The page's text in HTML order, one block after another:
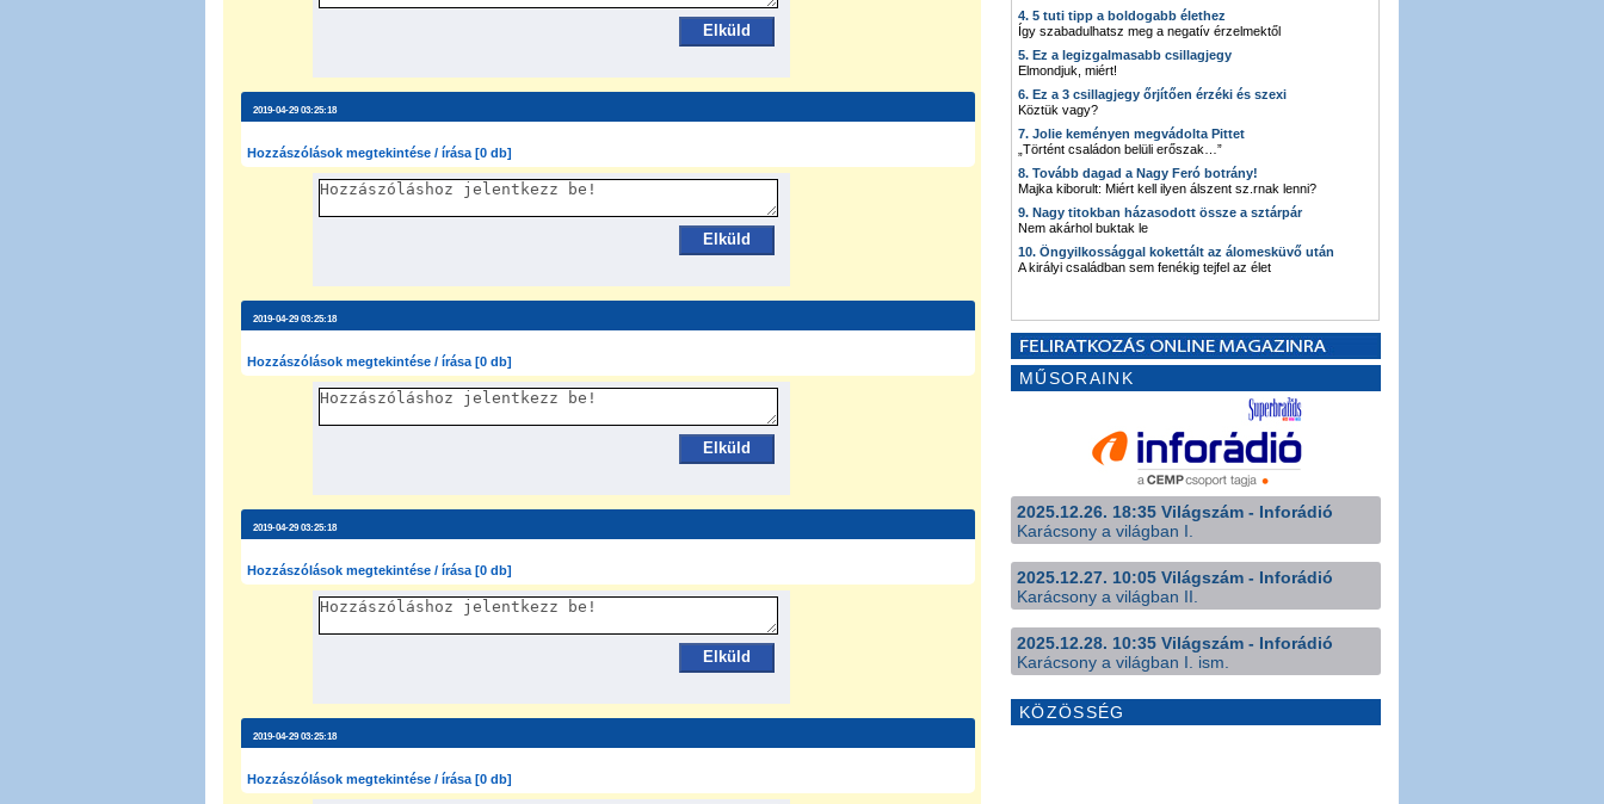
Elküld
2019-04-29 03:25:18
Hozzászólások megtekintése / írása [0 db]
Elküld
2019-04-29 03:25:18
Hozzászólások megtekintése / írása [0 db]
Elküld
2019-04-29 03:25:18
Hozzászólások megtekintése / írása [0 db]
Elküld
2019-04-29 03:25:18
Hozzászólások megtekintése / írása [0 db]
4. 5 tuti tipp a boldogabb élethez
Így szabadulhatsz meg a negatív érzelmektől
5. Ez a legizgalmasabb csillagjegy
Elmondjuk, miért!
6. Ez a 3 csillagjegy őrjítően érzéki és szexi
Köztük vagy?
7. Jolie keményen megvádolta Pittet
„Történt családon belüli erőszak…”
8. Tovább dagad a Nagy Feró botrány!
Majka kiborult: Miért kell ilyen álszent sz.rnak lenni?
9. Nagy titokban házasodott össze a sztárpár
Nem akárhol buktak le
10. Öngyilkossággal kokettált az álomesküvő után
A királyi családban sem fenékig tejfel az élet
MŰSORAINK
2025.12.26. 18:35 Világszám - Inforádió
Karácsony a világban I.
2025.12.27. 10:05 Világszám - Inforádió
Karácsony a világban II.
2025.12.28. 10:35 Világszám - Inforádió
Karácsony a világban I. ism.
KÖZÖSSÉG